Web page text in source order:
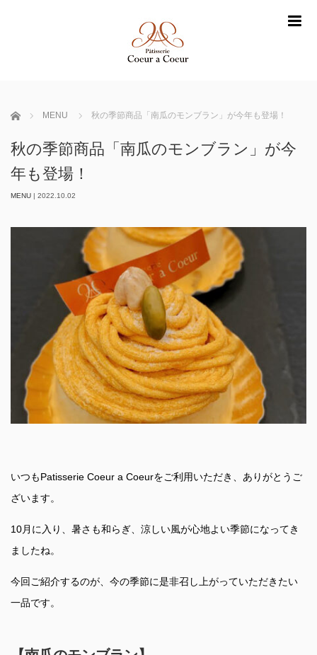
ホーム MENU 秋の季節商品「南瓜のモンブラン」が今年も登場！
秋の季節商品「南瓜のモンブラン」が今
年も登場！
MENU | 2022.10.02
いつもPatisserie Coeur a Coeurをご利用いただき、ありがとうご
ざいます。
10月に入り、暑さも和らぎ、涼しい風が心地よい季節になってき
ましたね。
今回ご紹介するのが、今の季節に是非召し上がっていただきたい
一品です。